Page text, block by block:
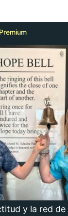
y la red